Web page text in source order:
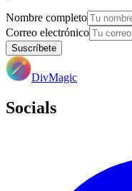
Nombre completo
Correo electrónico
Suscríbete
DivMagic
Socials